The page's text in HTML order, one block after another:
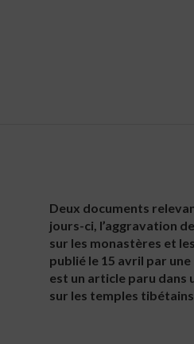
Deux documents
jours-ci, l’aggravation
sur les monastères et
publié le 15 avril par
est un article paru dans
sur les temples